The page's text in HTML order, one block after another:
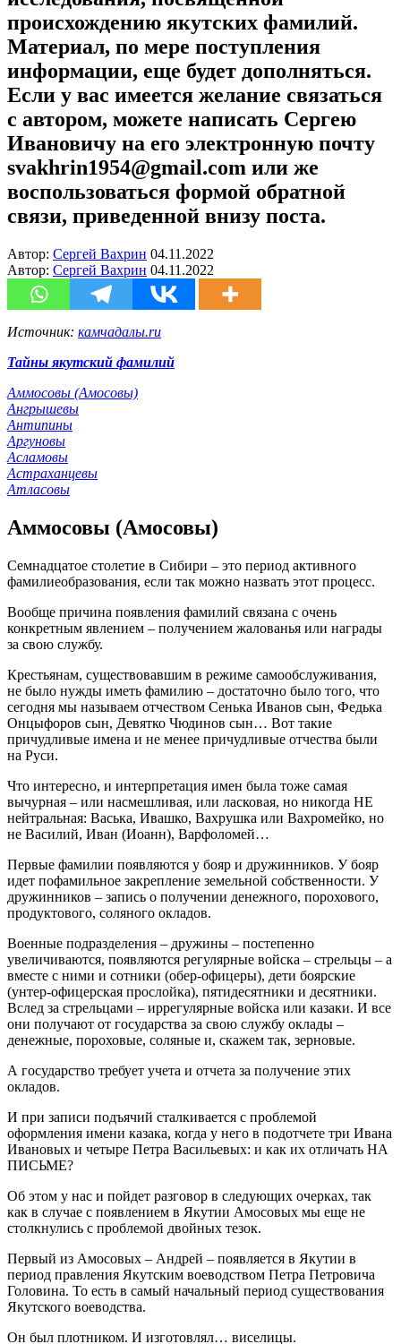
происхождению якутских фамилий.
Материал, по мере поступления
информации, еще будет дополняться.
Если у вас имеется желание связаться
с автором, можете написать Сергею
Ивановичу на его электронную почту
svakhrin1954@gmail.com или же
воспользоваться формой обратной
связи, приведенной внизу поста.
Автор: Сергей Вахрин 04.11.2022
Автор: Сергей Вахрин 04.11.2022
Источник: камчадалы.ru
Тайны якутский фамилий
Аммосовы (Амосовы)
Ангрышевы
Антипины
Аргуновы
Асламовы
Астраханцевы
Атласовы
Аммосовы (Амосовы)
Семнадцатое столетие в Сибири – это период активного
фамилиеобразования, если так можно назвать этот процесс.
Вообще причина появления фамилий связана с очень
конкретным явлением – получением жалованья или награды
за свою службу.
Крестьянам, существовавшим в режиме самообслуживания,
не было нужды иметь фамилию – достаточно было того, что
сегодня мы называем отчеством Сенька Иванов сын, Федька
Онцыфоров сын, Девятко Чюдинов сын… Вот такие
причудливые имена и не менее причудливые отчества были
на Руси.
Что интересно, и интерпретация имен была тоже самая
вычурная – или насмешливая, или ласковая, но никогда НЕ
нейтральная: Васька, Ивашко, Вахрушка или Вахромейко, но
не Василий, Иван (Иоанн), Варфоломей…
Первые фамилии появляются у бояр и дружинников. У бояр
идет пофамильное закрепление земельной собственности. У
дружинников – запись о получении денежного, порохового,
продуктового, соляного окладов.
Военные подразделения – дружины – постепенно
увеличиваются, появляются регулярные войска – стрельцы – а
вместе с ними и сотники (обер-офицеры), дети боярские
(унтер-офицерская прослойка), пятидесятники и десятники.
Вслед за стрельцами – иррегулярные войска или казаки. И все
они получают от государства за свою службу оклады –
денежные, пороховые, соляные и, скажем так, зерновые.
А государство требует учета и отчета за получение этих
окладов.
И при записи подъячий сталкивается с проблемой
оформления имени казака, когда у него в подотчете три Ивана
Ивановых и четыре Петра Васильевых: и как их отличать НА
ПИСЬМЕ?
Об этом у нас и пойдет разговор в следующих очерках, так
как в случае с появлением в Якутии Амосовых мы еще не
столкнулись с проблемой двойных тезок.
Первый из Амосовых – Андрей – появляется в Якутии в
период правления Якутским воеводством Петра Петровича
Головина. То есть в самый начальный период существования
Якутского воеводства.
Он был плотником. И изготовлял… виселицы.